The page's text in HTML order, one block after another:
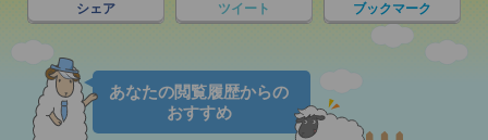
シェア ツイート ブックマーク
あなたの閲覧履歴からの
おすすめ